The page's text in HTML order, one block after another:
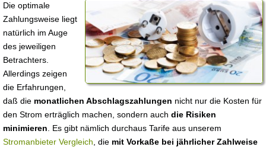
Die optimale
Zahlungsweise liegt
natürlich im Auge
des jeweiligen
Betrachters.
Allerdings zeigen
die Erfahrungen,
daß die monatlichen Abschlagszahlungen nicht nur die Kosten für
den Strom erträglich machen, sondern auch die Risiken
minimieren . Es gibt nämlich durchaus Tarife aus unserem
Stromanbieter Vergleich , die mit Vorkaße bei jährlicher Zahlweise